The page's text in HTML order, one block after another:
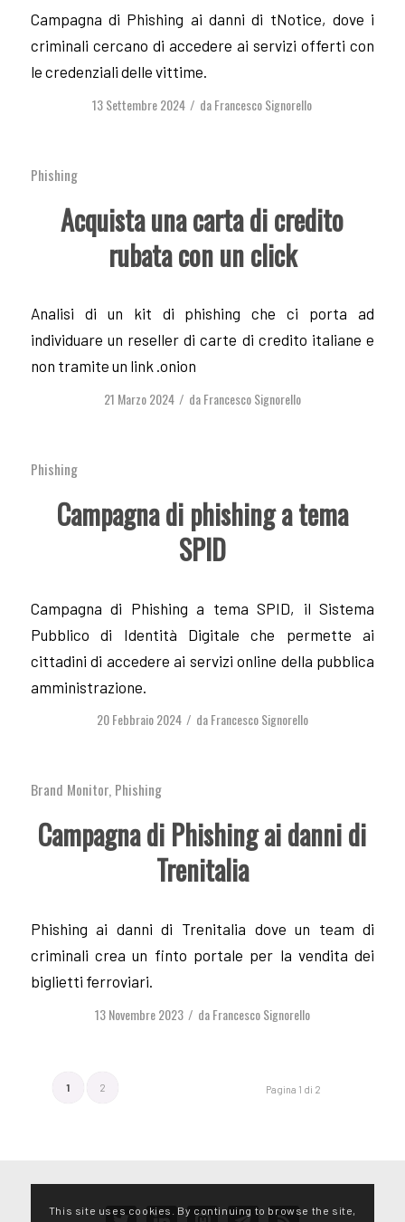
Campagna di Phishing ai danni di tNotice, dove i
criminali cercano di accedere ai servizi offerti con
le credenziali delle vittime.
13 Settembre 2024 / daFrancesco Signorello
Phishing
Acquista una carta di credito
rubata con un click
Analisi di un kit di phishing che ci porta ad
individuare un reseller di carte di credito italiane e
non tramite un link .onion
21 Marzo 2024 / daFrancesco Signorello
Phishing
Campagna di phishing a tema
SPID
Campagna di Phishing a tema SPID, il Sistema
Pubblico di Identità Digitale che permette ai
cittadini di accedere ai servizi online della pubblica
amministrazione.
20 Febbraio 2024 / daFrancesco Signorello
Brand Monitor, Phishing
Campagna di Phishing ai danni di
Trenitalia
Phishing ai danni di Trenitalia dove un team di
criminali crea un finto portale per la vendita dei
biglietti ferroviari.
13 Novembre 2023 / daFrancesco Signorello
Pagina 1 di 2
1 2
twitterlinkedinmastodontelegramrss
This site uses cookies. By continuing to browse the site,